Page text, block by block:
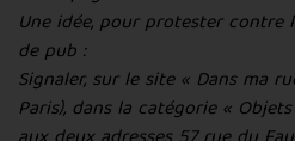
Une idée, pour protester contre
de pub :
Signaler, sur le site « Dans ma
Paris), dans la catégorie «